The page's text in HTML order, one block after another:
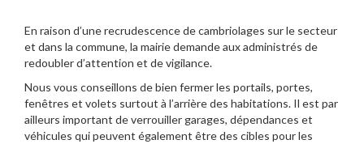
En raison d’une recrudescence de cambriolages sur le secteur
et dans la commune, la mairie demande aux administrés de
redoubler d’attention et de vigilance.
Nous vous conseillons de bien fermer les portails, portes,
fenêtres et volets surtout à l’arrière des habitations. Il est par
ailleurs important de verrouiller garages, dépendances et
véhicules qui peuvent également être des cibles pour les